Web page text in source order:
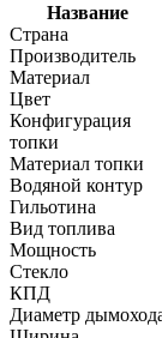
Название
Страна
Производитель
Материал
Цвет
Конфигурация
топки
Материал топки
Водяной контур
Гильотина
Вид топлива
Мощность
Стекло
КПД
Диаметр